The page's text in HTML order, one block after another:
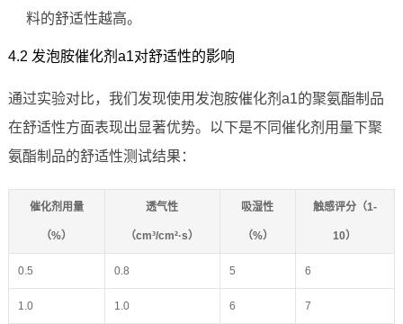
料的舒适性越高。
4.2 发泡胺催化剂a1对舒适性的影响
通过实验对比，我们发现使用发泡胺催化剂a1的聚氨酯制品
在舒适性方面表现出显著优势。以下是不同催化剂用量下聚
氨酯制品的舒适性测试结果：
催化剂用量
（%）
透气性
（cm³/cm²·s）
吸湿性
（%）
触感评分（1-
10）
0.5 0.8 5 6
1.0 1.0 6 7